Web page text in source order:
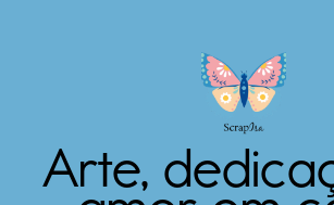
Arte,